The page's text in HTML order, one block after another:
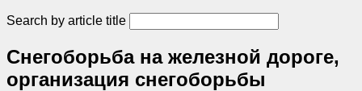
Search by article title
Снегоборьба на железной дороге,
организация снегоборьбы